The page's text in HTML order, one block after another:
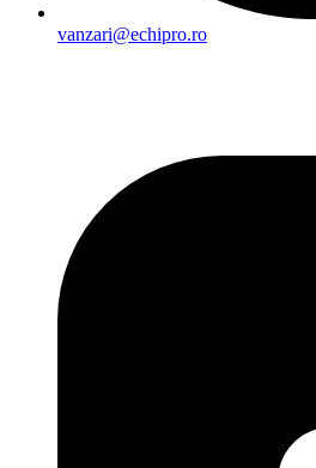
vanzari@echipro.ro